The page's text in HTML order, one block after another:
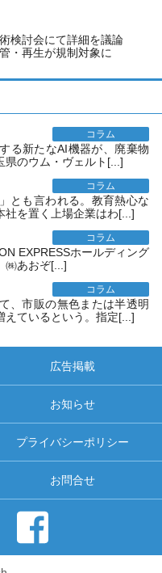
検討会にて詳細を議論
・再生が規制対象に
コラム
る新たなAI機器が、廃棄物
県のウム・ヴェルト[...]
コラム
とも言われる。教育熱心な
社を置く上場企業はわ[...]
コラム
EXPRESSホールディング
㈱あおぞ[...]
コラム
、市販の無色または半透明
えているという。指定[...]
広告掲載
お知らせ
プライバシーポリシー
お問合せ